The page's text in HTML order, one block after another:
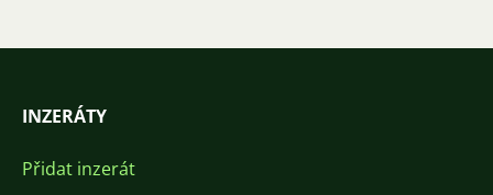
INZERÁTY
Přidat inzerát